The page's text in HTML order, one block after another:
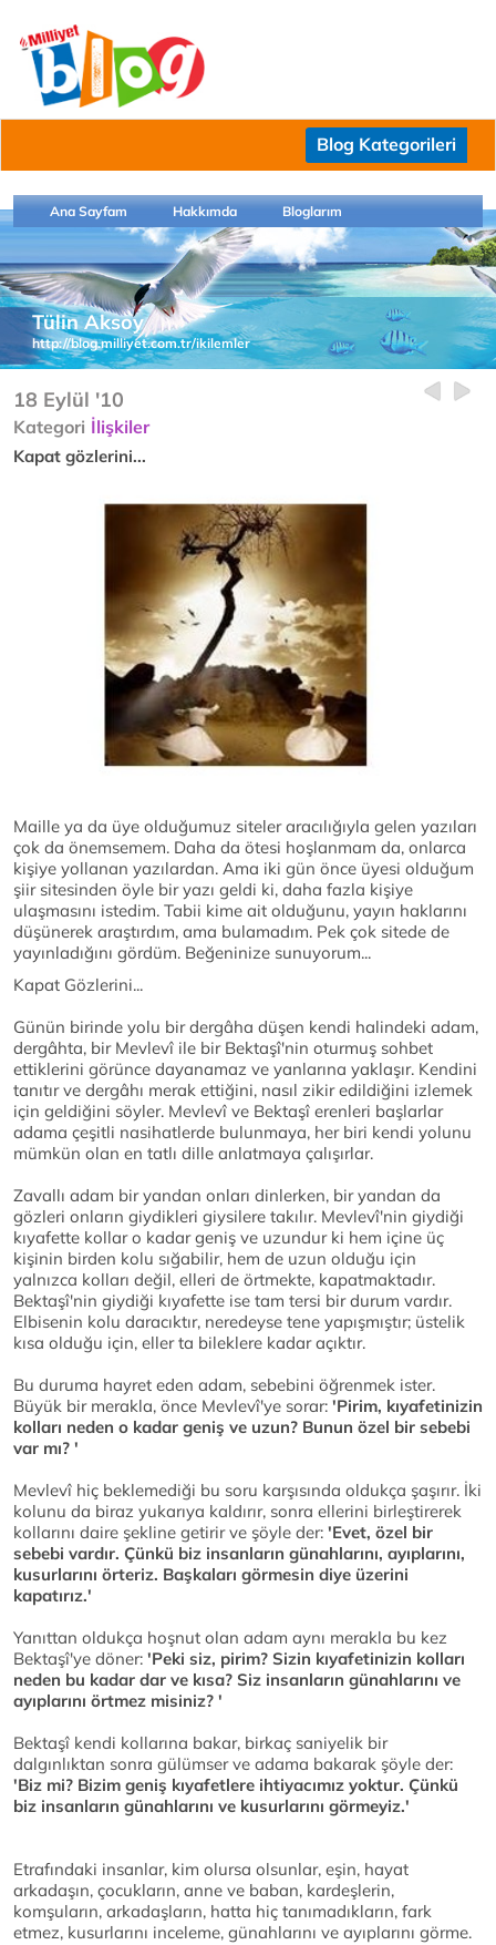
Blog Kategorileri
Ana Sayfam Hakkımda Bloglarım
Tülin Aksoy
http://blog.milliyet.com.tr/ikilemler
18 Eylül '10
Kategori İlişkiler
Kapat gözlerini...
Maille ya da üye olduğumuz siteler aracılığıyla gelen yazıları
çok da önemsemem. Daha da ötesi hoşlanmam da, onlarca
kişiye yollanan yazılardan. Ama iki gün önce üyesi olduğum
şiir sitesinden öyle bir yazı geldi ki, daha fazla kişiye
ulaşmasını istedim. Tabii kime ait olduğunu, yayın haklarını
düşünerek araştırdım, ama bulamadım. Pek çok sitede de
yayınladığını gördüm. Beğeninize sunuyorum...
Kapat Gözlerini...
Günün birinde yolu bir dergâha düşen kendi halindeki adam,
dergâhta, bir Mevlevî ile bir Bektaşî'nin oturmuş sohbet
ettiklerini görünce dayanamaz ve yanlarına yaklaşır. Kendini
tanıtır ve dergâhı merak ettiğini, nasıl zikir edildiğini izlemek
için geldiğini söyler. Mevlevî ve Bektaşî erenleri başlarlar
adama çeşitli nasihatlerde bulunmaya, her biri kendi yolunu
mümkün olan en tatlı dille anlatmaya çalışırlar.
Zavallı adam bir yandan onları dinlerken, bir yandan da
gözleri onların giydikleri giysilere takılır. Mevlevî'nin giydiği
kıyafette kollar o kadar geniş ve uzundur ki hem içine üç
kişinin birden kolu sığabilir, hem de uzun olduğu için
yalnızca kolları değil, elleri de örtmekte, kapatmaktadır.
Bektaşî'nin giydiği kıyafette ise tam tersi bir durum vardır.
Elbisenin kolu daracıktır, neredeyse tene yapışmıştır; üstelik
kısa olduğu için, eller ta bileklere kadar açıktır.
Bu duruma hayret eden adam, sebebini öğrenmek ister.
Büyük bir merakla, önce Mevlevî'ye sorar: 'Pirim, kıyafetinizin
kolları neden o kadar geniş ve uzun? Bunun özel bir sebebi
var mı? '
Mevlevî hiç beklemediği bu soru karşısında oldukça şaşırır. İki
kolunu da biraz yukarıya kaldırır, sonra ellerini birleştirerek
kollarını daire şekline getirir ve şöyle der: 'Evet, özel bir
sebebi vardır. Çünkü biz insanların günahlarını, ayıplarını,
kusurlarını örteriz. Başkaları görmesin diye üzerini
kapatırız.'
Yanıttan oldukça hoşnut olan adam aynı merakla bu kez
Bektaşî'ye döner: 'Peki siz, pirim? Sizin kıyafetinizin kolları
neden bu kadar dar ve kısa? Siz insanların günahlarını ve
ayıplarını örtmez misiniz? '
Bektaşî kendi kollarına bakar, birkaç saniyelik bir
dalgınlıktan sonra gülümser ve adama bakarak şöyle der:
'Biz mi? Bizim geniş kıyafetlere ihtiyacımız yoktur. Çünkü
biz insanların günahlarını ve kusurlarını görmeyiz.'
Etrafındaki insanlar, kim olursa olsunlar, eşin, hayat
arkadaşın, çocukların, anne ve baban, kardeşlerin,
komşuların, arkadaşların, hatta hiç tanımadıkların, fark
etmez, kusurlarını inceleme, günahlarını ve ayıplarını görme.